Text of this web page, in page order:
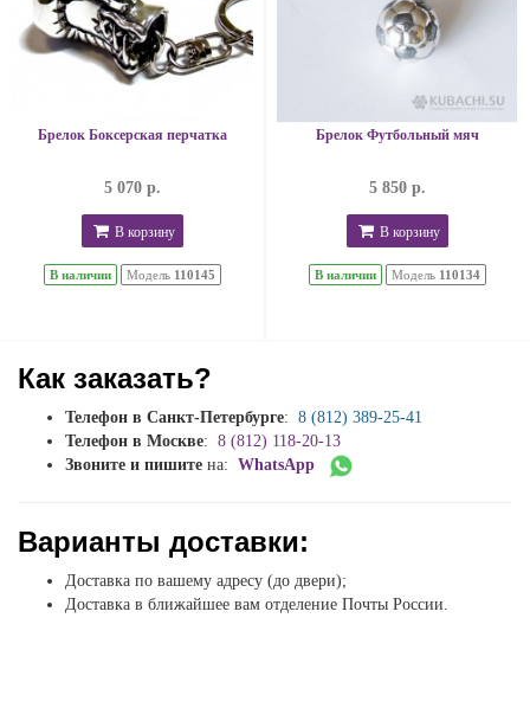
Брелок Боксерская перчатка
5 070 р.
В корзину
В наличии Модель 110145
Брелок Футбольный мяч
5 850 р.
В корзину
В наличии Модель 110134
Как заказать?
Телефон в Санкт-Петербурге: 8 (812) 389-25-41
Телефон в Москве: 8 (812) 118-20-13
Звоните и пишите на: WhatsApp
Варианты доставки:
Доставка по вашему адресу (до двери);
Доставка в ближайшее вам отделение Почты России.